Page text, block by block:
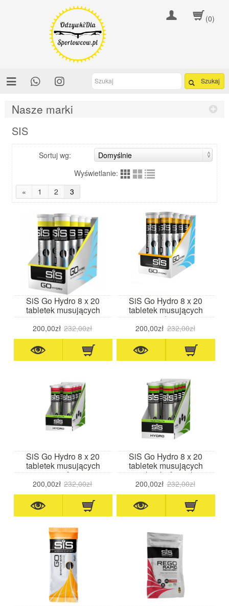
(0)
Szukaj
Nasze marki
SIS
Sortuj wg:
Wyświetlanie:
«
1 2 3
SiS Go Hydro 8 x 20
tabletek musujących
cytryna
200,00zł 232,00zł
SiS Go Hydro 8 x 20
tabletek musujących
mango/ananas
200,00zł 232,00zł
SiS Go Hydro 8 x 20
tabletek musujących
grejpfrut
200,00zł 232,00zł
SiS Go Hydro 8 x 20
tabletek musujących
truskawka/limonka
200,00zł 232,00zł